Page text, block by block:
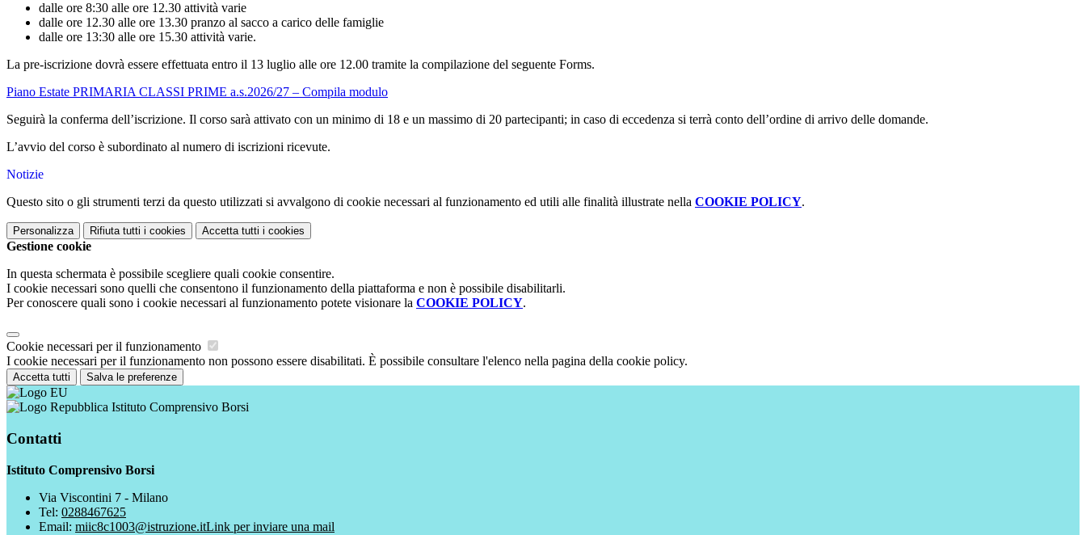
dalle ore 8:30 alle ore 12.30 attività varie
dalle ore 12.30 alle ore 13.30 pranzo al sacco a carico delle famiglie
dalle ore 13:30 alle ore 15.30 attività varie.
La pre-iscrizione dovrà essere effettuata entro il 13 luglio alle ore 12.00 tramite la compilazione del seguente Forms.
Piano Estate PRIMARIA CLASSI PRIME a.s.2026/27 – Compila modulo
Seguirà la conferma dell’iscrizione. Il corso sarà attivato con un minimo di 18 e un massimo di 20 partecipanti; in caso di eccedenza si terrà conto dell’ordine di arrivo delle domande.
L’avvio del corso è subordinato al numero di iscrizioni ricevute.
Notizie
Questo sito o gli strumenti terzi da questo utilizzati si avvalgono di cookie necessari al funzionamento ed utili alle finalità illustrate nella COOKIE POLICY.
Personalizza Rifiuta tutti i cookies Accetta tutti i cookies
Gestione cookie
In questa schermata è possibile scegliere quali cookie consentire.
I cookie necessari sono quelli che consentono il funzionamento della piattaforma e non è possibile disabilitarli.
Per conoscere quali sono i cookie necessari al funzionamento potete visionare la COOKIE POLICY.
Cookie necessari per il funzionamento
I cookie necessari per il funzionamento non possono essere disabilitati. È possibile consultare l'elenco nella pagina della cookie policy.
Accetta tutti Salva le preferenze
Istituto Comprensivo Borsi
Contatti
Istituto Comprensivo Borsi
Via Viscontini 7 - Milano
Tel: 0288467625
Email: miic8c1003@istruzione.itLink per inviare una mail